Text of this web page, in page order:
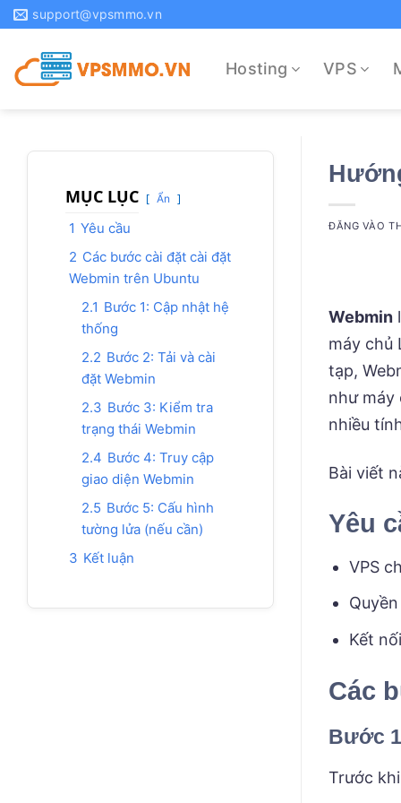
Bỏ
qua
dung
support@vpsmmo.vn
Hosting VPS
MỤC LỤC Ẩn
1 Yêu cầu
2 Các bước cài đặt cài đặt
Webmin trên Ubuntu
2.1 Bước 1: Cập nhật hệ
thống
2.2 Bước 2: Tải và cài
đặt Webmin
2.3 Bước 3: Kiểm tra
trạng thái Webmin
2.4 Bước 4: Truy cập
giao diện Webmin
2.5 Bước 5: Cấu hình
tường lửa (nếu cần)
3 Kết luận
ĐĂNG VÀO
Webmin
máy chủ
tạp,
như máy
nhiều
Bài viết
Yêu
VPS
Kết
Các
Bước
Trước